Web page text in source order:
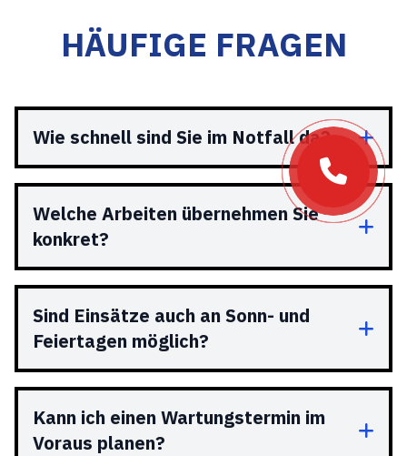
HÄUFIGE FRAGEN
Wie schnell sind Sie im Notfall da?
Welche Arbeiten übernehmen Sie
konkret?
Sind Einsätze auch an Sonn- und
Feiertagen möglich?
Kann ich einen Wartungstermin im
Voraus planen?